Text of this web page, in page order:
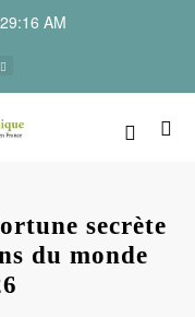
AM
secrète
du monde